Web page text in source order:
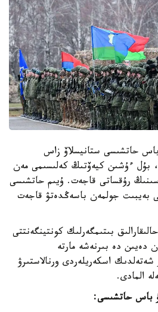
حاتشىسى ستانيسلاۆ زاس
بۇل ءۇشىن كيەۆتىڭ كەلىسىمى مەن
رۇقساتى قاجەت. ۇيىم حاتشىسى
بەيبىت جولمەن باسەڭدەتۋ قاجەت
بىتىمگەرلىك كونتينگەنتتى
دەيىن دە بىرنەشە مارتە
شەتەلدىك اسكەريلەردى ورنالاستىرۋ
المادى.
باس حاتشىسى: